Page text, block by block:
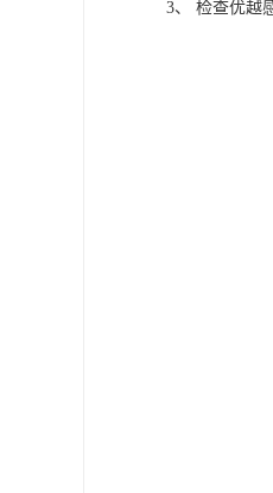
3、 检查优越